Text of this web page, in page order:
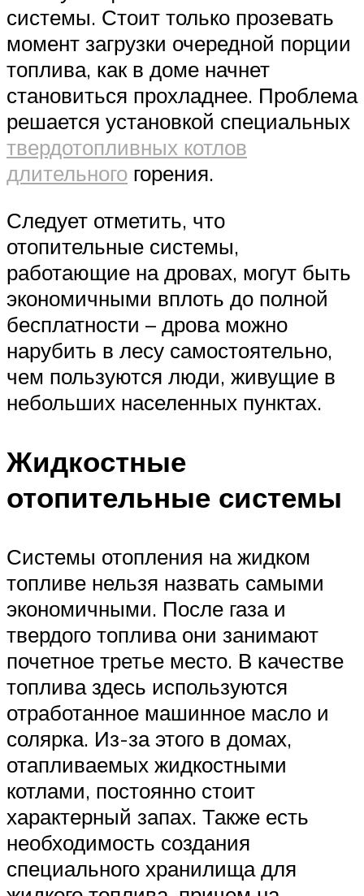
системы. Стоит только прозевать
момент загрузки очередной порции
топлива, как в доме начнет
становиться прохладнее. Проблема
решается установкой специальных
твердотопливных котлов
длительного горения.
Следует отметить, что
отопительные системы,
работающие на дровах, могут быть
экономичными вплоть до полной
бесплатности – дрова можно
нарубить в лесу самостоятельно,
чем пользуются люди, живущие в
небольших населенных пунктах.
Жидкостные
отопительные системы
Системы отопления на жидком
топливе нельзя назвать самыми
экономичными. После газа и
твердого топлива они занимают
почетное третье место. В качестве
топлива здесь используются
отработанное машинное масло и
солярка. Из-за этого в домах,
отапливаемых жидкостными
котлами, постоянно стоит
характерный запах. Также есть
необходимость создания
специального хранилища для